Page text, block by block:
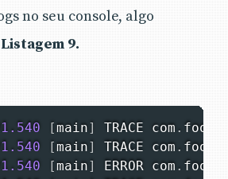
no seu console, algo
Listagem 9.
[main] TRACE com . foo
[main] TRACE com . foo
[main] ERROR com . foo